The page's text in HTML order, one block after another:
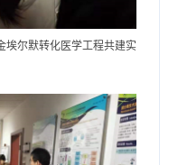
尔默转化医学工程共建实